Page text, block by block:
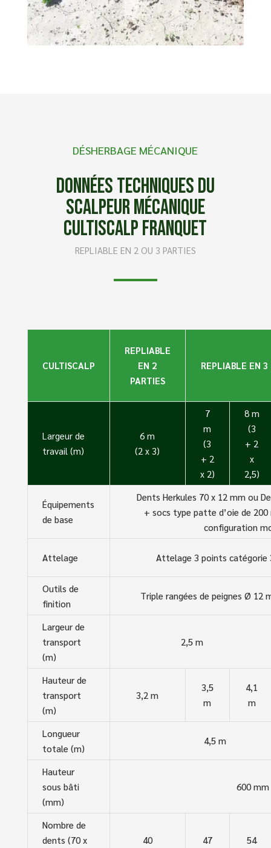
DÉSHERBAGE MÉCANIQUE
Données techniques du
scalpeur mécanique
Cultiscalp Franquet
REPLIABLE EN 2 OU 3 PARTIES
CULTISCALP
REPLIABLE
EN 2
PARTIES
REPLIABLE EN 3
Largeur de
travail (m)
6 m
(2 x 3)
7
m
(3
+ 2
x 2)
8 m
(3
+ 2
x
2,5)
Équipements
de base
Dents Herkules 70 x 12 mm ou
+ socs type patte d’oie de
configuration
Attelage Attelage 3 points catégorie
Outils de
finition
Triple rangées de peignes Ø 12
Largeur de
transport
(m)
2,5 m
Hauteur de
transport
(m)
3,2 m
3,5
m
4,1
m
Longueur
totale (m)
4,5 m
Hauteur
sous bâti
(mm)
600 mm
Nombre de
dents (70 x
40 47 54